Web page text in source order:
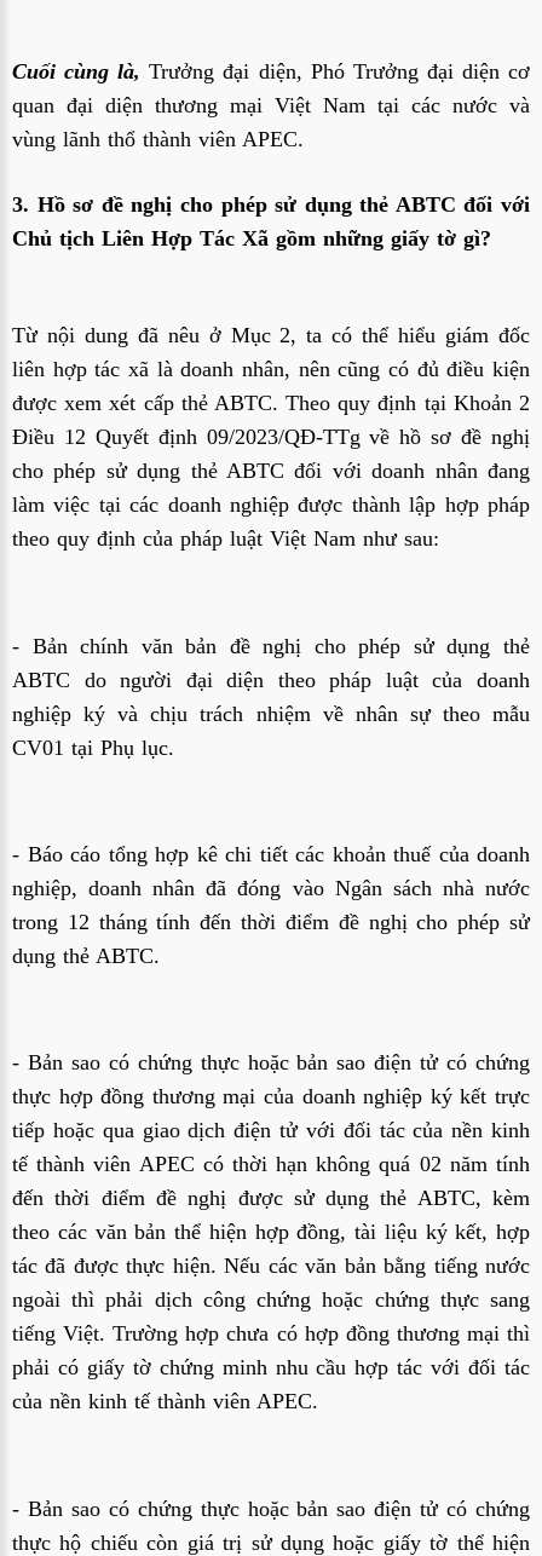
Cuối cùng là, Trưởng đại diện, Phó Trưởng đại diện cơ
quan đại diện thương mại Việt Nam tại các nước và
vùng lãnh thổ thành viên APEC.
3. Hồ sơ đề nghị cho phép sử dụng thẻ ABTC đối với
Chủ tịch Liên Hợp Tác Xã gồm những giấy tờ gì?
Từ nội dung đã nêu ở Mục 2, ta có thể hiểu giám đốc
liên hợp tác xã là doanh nhân, nên cũng có đủ điều kiện
được xem xét cấp thẻ ABTC. Theo quy định tại Khoản 2
Điều 12 Quyết định 09/2023/QĐ-TTg về hồ sơ đề nghị
cho phép sử dụng thẻ ABTC đối vớidoanh nhân đang
làm việc tại các doanh nghiệp được thành lập hợp pháp
theo quy định của pháp luật Việt Nam như sau:
- Bản chính văn bản đề nghị cho phép sử dụng thẻ
ABTC do người đại diện theo pháp luật của doanh
nghiệp ký và chịu trách nhiệm về nhân sự theo mẫu
CV01 tại Phụ lục.
- Báo cáo tổng hợp kê chi tiết các khoản thuế của doanh
nghiệp, doanh nhân đã đóng vào Ngân sách nhà nước
trong 12 tháng tính đến thời điểm đề nghị cho phép sử
dụng thẻ ABTC.
- Bản sao có chứng thực hoặc bản sao điện tử có chứng
thực hợp đồng thương mại của doanh nghiệp ký kết trực
tiếp hoặc qua giao dịch điện tử với đối tác của nền kinh
tế thành viên APEC có thời hạn không quá 02 năm tính
đến thời điểm đề nghị được sử dụng thẻ ABTC, kèm
theo các văn bản thể hiện hợp đồng, tài liệu ký kết, hợp
tác đã được thực hiện. Nếu các văn bản bằng tiếng nước
ngoài thì phải dịch công chứng hoặc chứng thực sang
tiếng Việt. Trường hợp chưa có hợp đồng thương mại thì
phải có giấy tờ chứng minh nhu cầu hợp tác với đối tác
của nền kinh tế thành viên APEC.
- Bản sao có chứng thực hoặc bản sao điện tử có chứng
thực hộ chiếu còn giá trị sử dụng hoặc giấy tờ thể hiện